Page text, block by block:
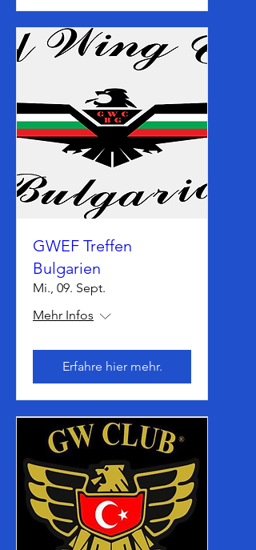
GWEF Treffen
Bulgarien
Mi., 09. Sept.
Mehr Infos
Erfahre hier mehr.